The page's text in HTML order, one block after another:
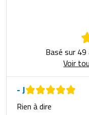
Basé sur
Voir
- J
Rien à dire